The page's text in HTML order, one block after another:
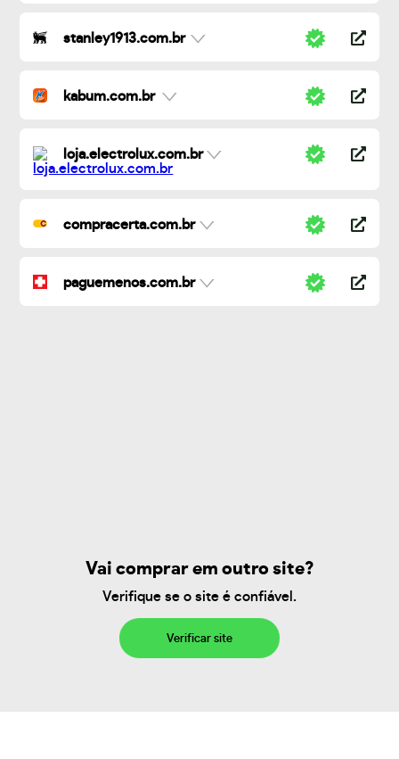
stanley1913.com.br
kabum.com.br
loja.electrolux.com.br
compracerta.com.br
paguemenos.com.br
Vai comprar em outro site?
Verifique se o site é confiável.
Verificar site